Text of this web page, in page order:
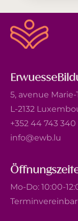
5, avenue
L-2132
+352 44 743 340
info@ewb.lu
Mo-Do: 10:00-